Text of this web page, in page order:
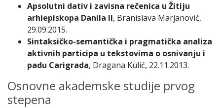
Apsolutni dativ i zavisna rečenica u Žitiju
arhiepiskopa Danila II, Branislava Marjanović,
29.09.2015.
Sintaksičko-semantička i pragmatička analiza
aktivnih participa u tekstovima o osnivanju i
padu Carigrada, Dragana Kulić, 22.11.2013.
Osnovne akademske studije prvog
stepena